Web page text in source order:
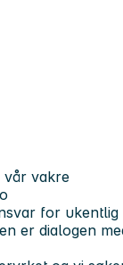
vår vakre
for ukentlig
er dialogen